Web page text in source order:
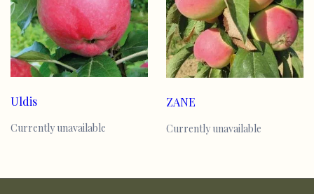
Uldis
Currently unavailable
ZANE
Currently unavailable